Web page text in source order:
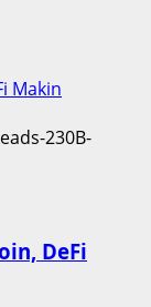
Makin
DeFi